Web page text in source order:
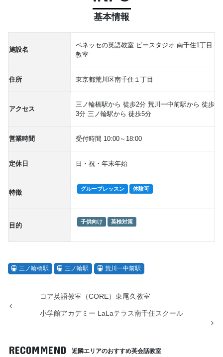
基本情報
施設名
ベネッセの英語教室 ビースタジオ 南千住1丁目
教室
住所 東京都荒川区南千住１丁目
アクセス
三ノ輪橋駅から 徒歩2分 荒川一中前駅から 徒歩
3分 三ノ輪駅から 徒歩5分
営業時間 受付時間 10:00～18:00
定休日 日・祝・年末年始
特徴 グループレッスン 体験可
目的 子供向け 英検対策
三ノ輪橋駅 三ノ輪駅 荒川一中前駅
コア英語教室（CORE）東尾久教室
小学館アカデミー LaLaテラス南千住スクール
RECOMMEND 近隣エリアのおすすめ英会話教室